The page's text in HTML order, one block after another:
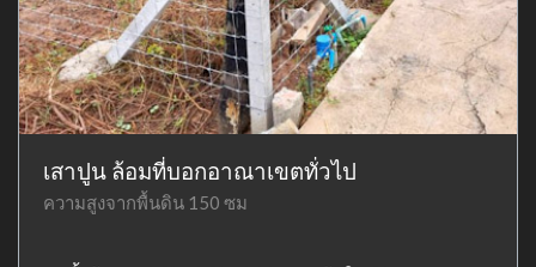
เสาปูน ล้อมที่บอกอาณาเขตทั่วไป
ความสูงจากพื้นดิน 150 ซม